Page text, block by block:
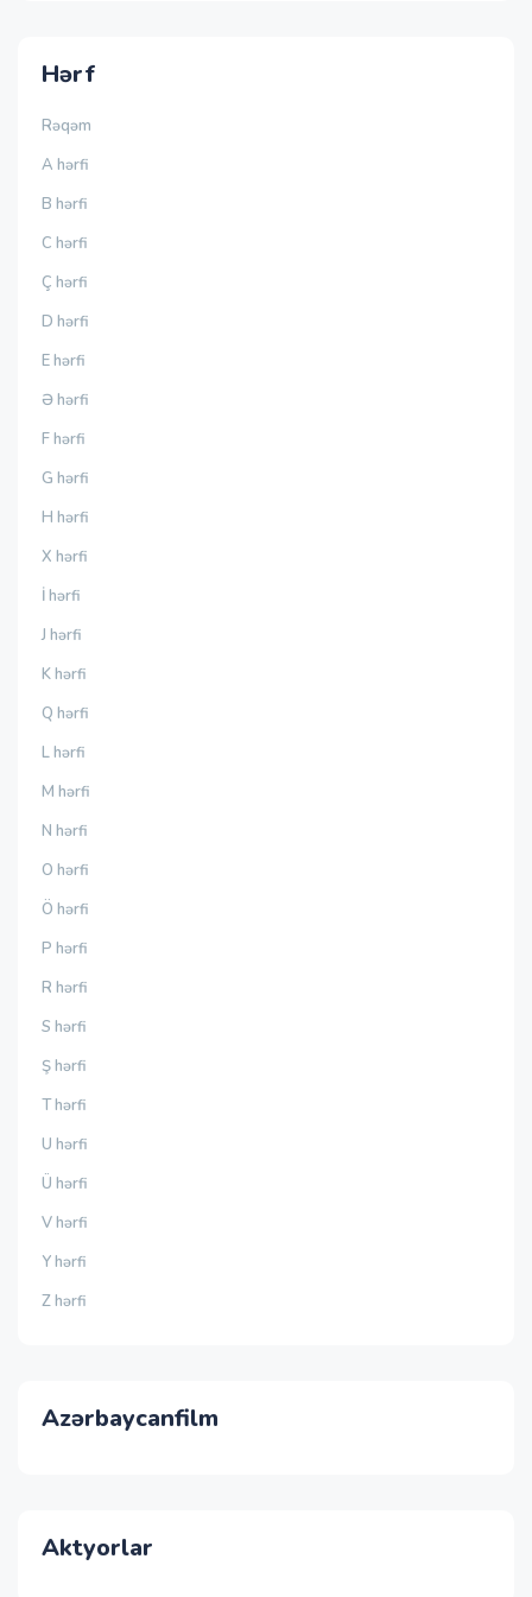
Hərf
Rəqəm
A hərfi
B hərfi
C hərfi
Ç hərfi
D hərfi
E hərfi
Ə hərfi
F hərfi
G hərfi
H hərfi
X hərfi
İ hərfi
J hərfi
K hərfi
Q hərfi
L hərfi
M hərfi
N hərfi
O hərfi
Ö hərfi
P hərfi
R hərfi
S hərfi
Ş hərfi
T hərfi
U hərfi
Ü hərfi
V hərfi
Y hərfi
Z hərfi
Azərbaycanfilm
Aktyorlar